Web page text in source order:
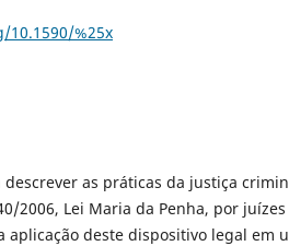
%25x
descrever as práticas da justiça
2006, Lei Maria da Penha, por
aplicação deste dispositivo legal em